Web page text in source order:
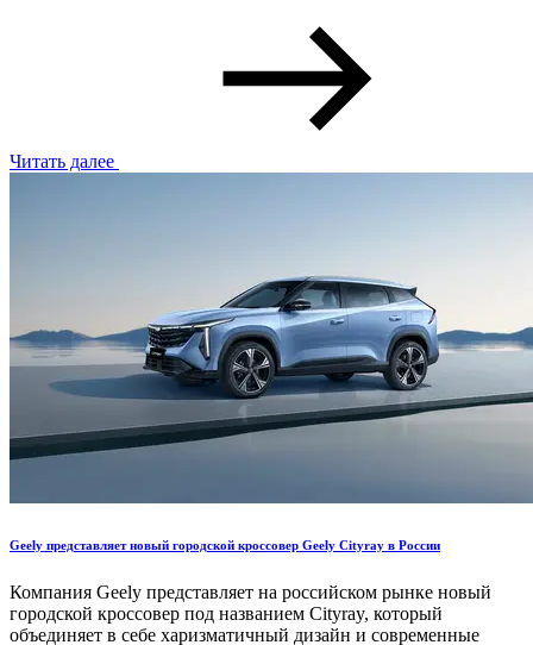
Читать далее
Geely представляет новый городской кроссовер Geely Cityray в России
Компания Geely представляет на российском рынке новый
городской кроссовер под названием Cityray, который
объединяет в себе харизматичный дизайн и современные